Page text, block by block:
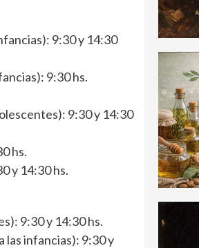
9:30 y 14:30
9:30 hs.
9:30 y 14:30
hs.
y 14:30 hs.
9:30 y 14:30 hs.
las infancias): 9:30 y